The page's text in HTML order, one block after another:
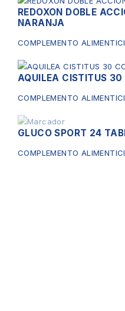
REDOXON DOBLE
NARANJA
COMPLEMENTO
AQUILEA CISTITUS 30
COMPLEMENTO
Sin existencias
GLUCO SPORT 24
COMPLEMENTO